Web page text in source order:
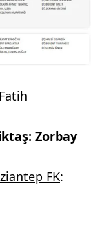
Zorbay
FK: